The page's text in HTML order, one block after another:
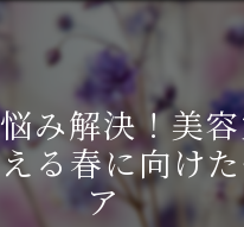
み解決！美
る春に向け
ア